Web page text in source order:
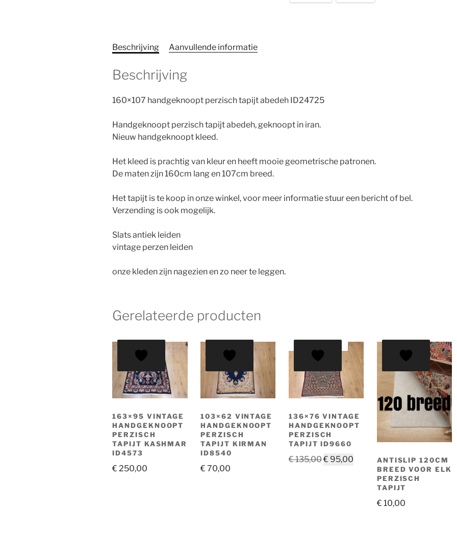
Beschrijving Aanvullende informatie
Beschrijving
160×107 handgeknoopt perzisch tapijt abedeh ID24725
Handgeknoopt perzisch tapijt abedeh, geknoopt in iran.
Nieuw handgeknoopt kleed.
Het kleed is prachtig van kleur en heeft mooie geometrische patronen.
De maten zijn 160cm lang en 107cm breed.
Het tapijt is te koop in onze winkel, voor meer informatie stuur een bericht of bel.
Verzending is ook mogelijk.
Slats antiek leiden
vintage perzen leiden
onze kleden zijn nagezien en zo neer te leggen.
Gerelateerde producten
163×95 VINTAGE
HANDGEKNOOPT
PERZISCH
TAPIJT KASHMAR
ID4573
€ 250,00
103×62 VINTAGE
HANDGEKNOOPT
PERZISCH
TAPIJT KIRMAN
ID8540
€ 70,00
AANBIEDING!
136×76 VINTAGE
HANDGEKNOOPT
PERZISCH
TAPIJT ID9660
€135,00Oorspronkelijke
€ 95,00HuidigeANTISLIP 120CM
BREED VOOR ELK
PERZISCH
TAPIJT
€ 10,00